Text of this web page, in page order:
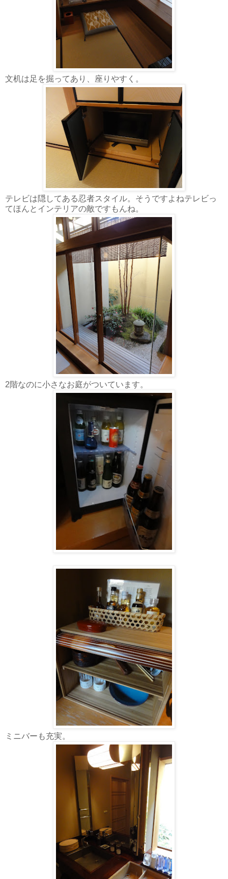
文机は足を掘ってあり、座りやすく。
テレビは隠してある忍者スタイル。そうですよねテレビっ
てほんとインテリアの敵ですもんね。
2階なのに小さなお庭がついています。
ミニバーも充実。